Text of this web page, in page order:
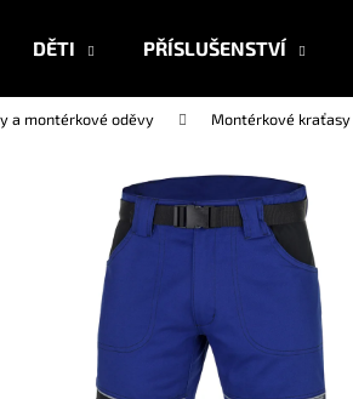
DĚTI PŘÍSLUŠENSTVÍ
a montérkové oděvy Montérkové kraťasy
Co potřebujete najít?
HLEDAT
Doporučujeme